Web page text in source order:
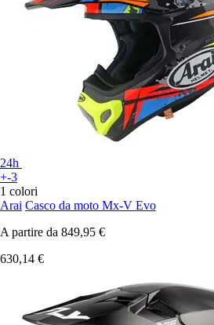
24h
+-3
1 colori
Arai Casco da moto Mx-V Evo
A partire da 849,95 €
630,14 €